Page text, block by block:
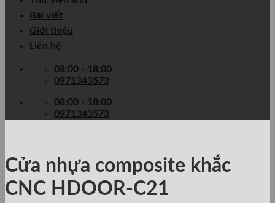
Bài viết
Giới thiệu
Liên hệ
08:00 - 18:00
0971343573
08:00 - 18:00
0971343573
Cửa nhựa composite khắc
CNC HDOOR-C21